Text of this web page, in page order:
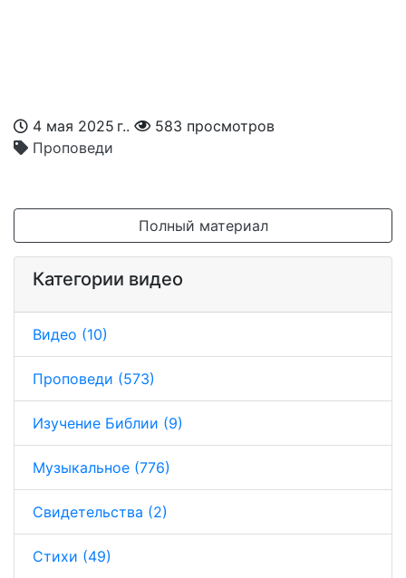
4 мая 2025 г..
583 просмотров
Проповеди
Полный материал
Категории видео
Видео (10)
Проповеди (573)
Изучение Библии (9)
Музыкальное (776)
Свидетельства (2)
Стихи (49)